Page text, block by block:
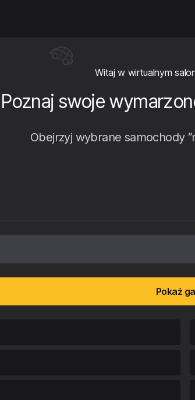
Witaj w wirtualnym
Poznaj swoje
Obejrzyj wybrane samochody
Pokaż